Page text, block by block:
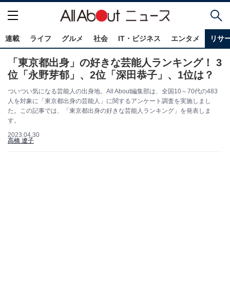
連載 ライフ グルメ 社会 IT・ビジネス エンタメ リサ
「東京都出身」の好きな芸能人ランキング！ 3
位「永野芽郁」、2位「深田恭子」、1位は？
ついつい気になる芸能人の出身地。All About編集部は、全国10～70代の483
人を対象に「東京都出身の芸能人」に関するアンケート調査を実施しまし
た。この記事では、「東京都出身の好きな芸能人ランキング」を発表しま
す。
2023.04.30
高橋 遼子